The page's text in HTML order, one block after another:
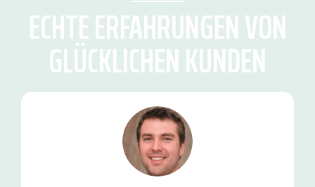
ECHTE ERFAHRUNGEN VON
GLÜCKLICHEN KUNDEN